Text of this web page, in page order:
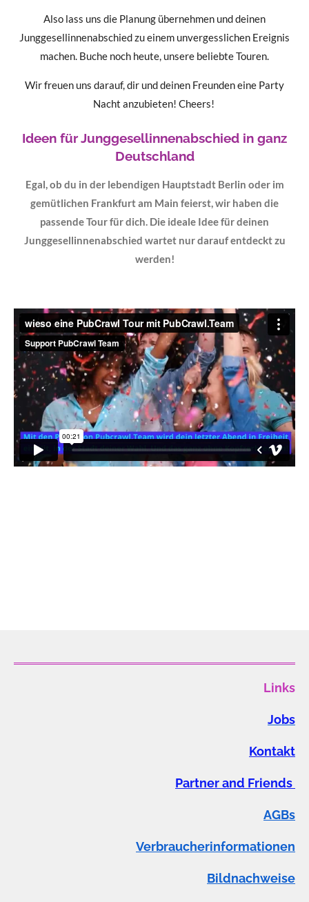
Also lass uns die Planung übernehmen und deinen
Junggesellinnenabschied zu einem unvergesslichen Ereignis
machen. Buche noch heute, unsere beliebte Touren.
Wir freuen uns darauf, dir und deinen Freunden eine Party
Nacht anzubieten! Cheers!
Ideen für Junggesellinnenabschied in ganz
Deutschland
Egal, ob du in der lebendigen Hauptstadt Berlin oder im
gemütlichen Frankfurt am Main feierst, wir haben die
passende Tour für dich. Die ideale Idee für deinen
Junggesellinnenabschied wartet nur darauf entdeckt zu
werden!
Links
Jobs
Kontakt
Partner and Friends
AGBs
Verbraucherinformationen
Bildnachweise